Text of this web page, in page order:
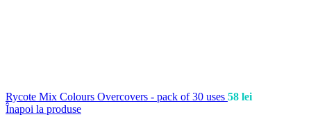
Rycote Mix Colours Overcovers - pack of 30 uses 58 lei
Înapoi la produse